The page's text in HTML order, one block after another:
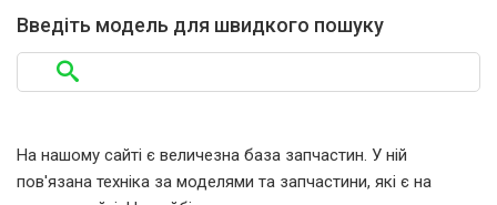
AEG Electrolux F35010IB 911929611 01
Введіть модель для швидкого пошуку
На нашому сайті є величезна база запчастин. У ній
пов'язана техніка за моделями та запчастини, які є на